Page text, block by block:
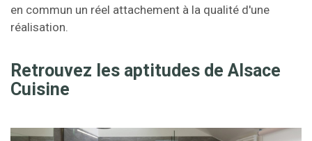
en commun un réel attachement à la qualité d'une
réalisation.
Retrouvez les aptitudes de Alsace
Cuisine